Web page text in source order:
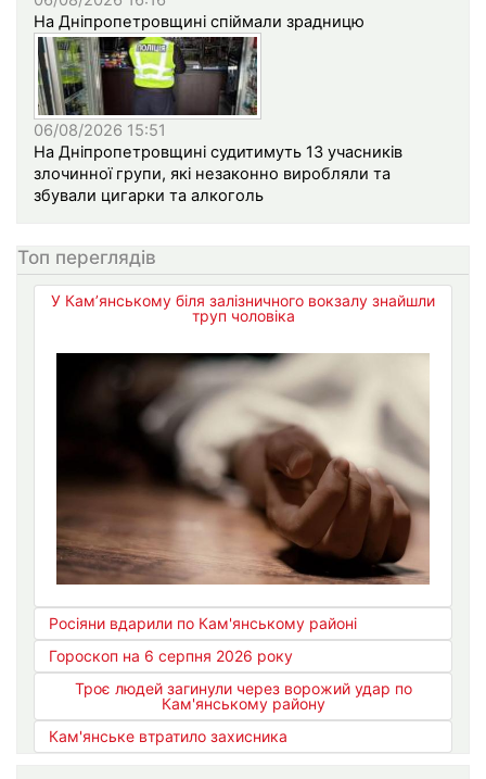
На Дніпропетровщині спіймали зрадницю
06/08/2026 15:51
На Дніпропетровщині судитимуть 13 учасників
злочинної групи, які незаконно виробляли та
збували цигарки та алкоголь
Топ переглядів
У Кам’янському біля залізничного вокзалу знайшли
труп чоловіка
Росіяни вдарили по Кам'янському районі
Гороскоп на 6 серпня 2026 року
Троє людей загинули через ворожий удар по
Кам'янському району
Кам'янське втратило захисника